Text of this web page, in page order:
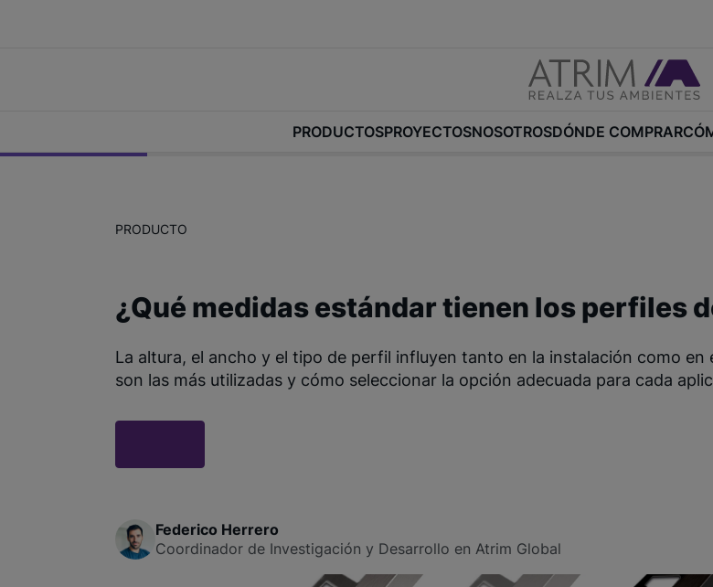
PRODUCTOSPROYECTOSNOSOTROSDÓNDE COMPRAR
PRODUCTO
¿Qué medidas estándar tienen los perfiles
La altura, el ancho y el tipo de perfil influyen tanto en la instalación como
son las más utilizadas y cómo seleccionar la opción adecuada para cada
Federico Herrero
Coordinador de Investigación y Desarrollo en Atrim Global